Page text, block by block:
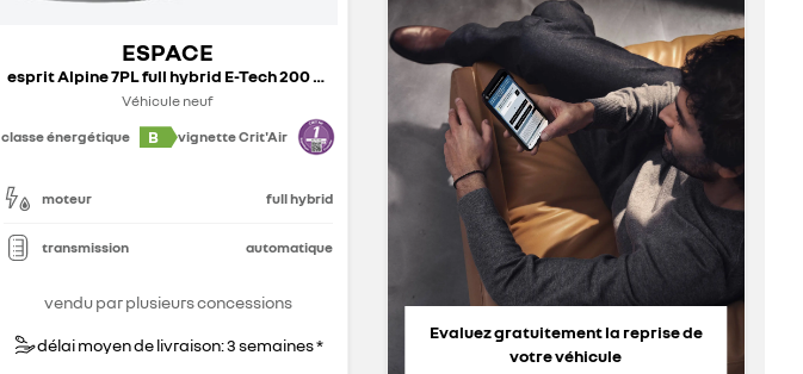
ESPACE
esprit Alpine 7PL full hybrid E-Tech 200 ch - 26
Véhicule neuf
classe énergétique
B vignette Crit'Air
moteur full hybrid
transmission automatique
vendu par plusieurs concessions
délai moyen de livraison: 3 semaines *
Evaluez gratuitement la reprise de
votre véhicule